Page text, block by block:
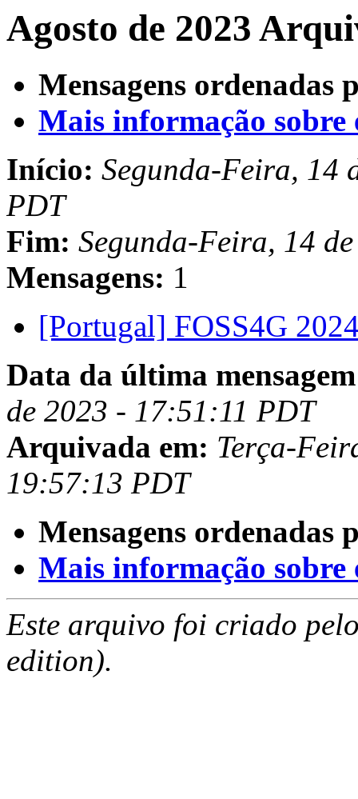
Agosto de 2023
Mensagens ordenadas
Mais informação sobre
Início: Segunda-Feira, 14
PDT
Fim: Segunda-Feira, 14
Mensagens: 1
[Portugal] FOSS4G
Data da última
de 2023 - 17:51:11 PDT
Arquivada em: Terça-
19:57:13 PDT
Mensagens ordenadas
Mais informação sobre
Este arquivo foi criado
edition).